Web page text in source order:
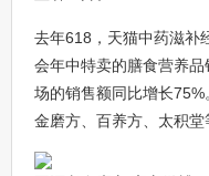
去年618，天猫中药滋补
会年中特卖的膳食营养
场的销售额同比增长
金磨方、百养方、太积堂